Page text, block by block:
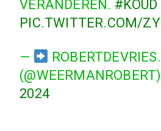
VERANDEREN. #KOUD
PIC.TWITTER.COM/
—
(@WEERMANROBERT)
2024